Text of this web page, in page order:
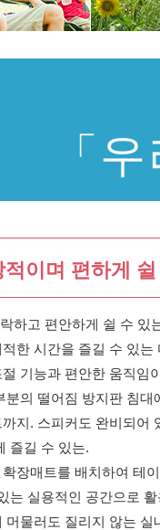
「
적이며 편하게
하고 편안하게 쉴 수 있
한 시간을 즐길 수 있는
기능과 편안한 움직임
분의 떨어짐 방지판 침대
지. 스피커도 완비되어
즐길 수 있는.
장매트를 배치하여 테
는 실용적인 공간으로
머물러도 질리지 않는 실